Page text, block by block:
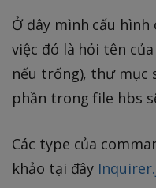
Ở đây mình cấu
việc đó là hỏi tên
nếu trống), thư mục
phần trong file hbs
Các type của
khảo tại đây